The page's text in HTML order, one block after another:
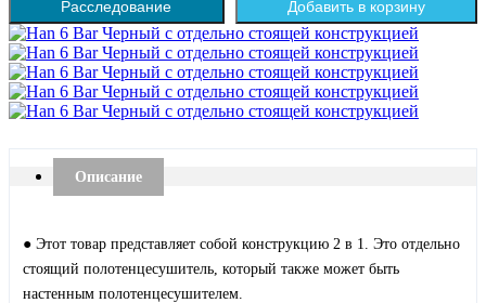
Расследование Добавить в корзину
Описание
● Этот товар представляет собой конструкцию 2 в 1. Это отдельно
стоящий полотенцесушитель, который также может быть
настенным полотенцесушителем.